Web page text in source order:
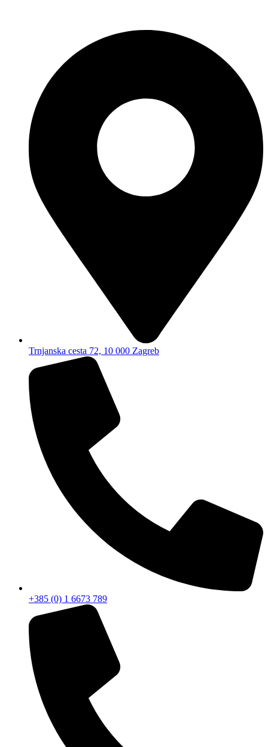
Trnjanska cesta 72, 10 000 Zagreb
+385 (0) 1 6673 789